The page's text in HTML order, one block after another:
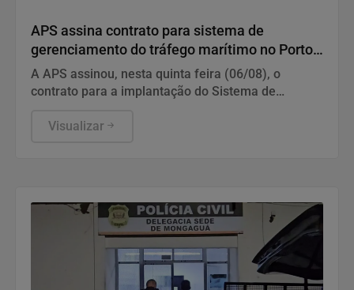
APS assina contrato para sistema de
gerenciamento do tráfego marítimo no Porto
de Santos
A APS assinou, nesta quinta feira (06/08), o
contrato para a implantação do Sistema de
Embarcações.
Visualizar